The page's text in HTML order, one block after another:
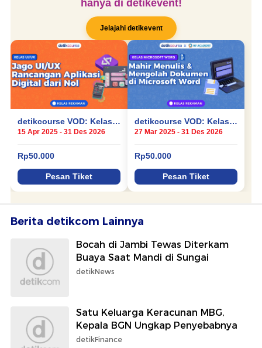
Berita detikcom Lainnya
Bocah di Jambi Tewas Diterkam
Buaya Saat Mandi di Sungai
detikNews
Satu Keluarga Keracunan MBG,
Kepala BGN Ungkap Penyebabnya
detikFinance